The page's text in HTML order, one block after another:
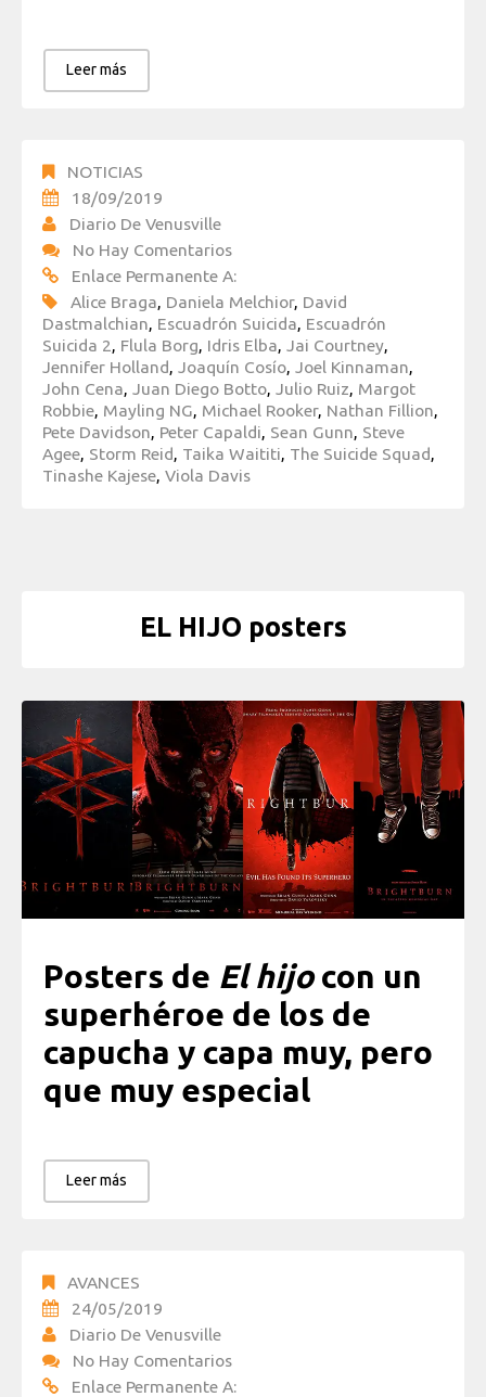
Leer más
NOTICIAS
18/09/2019
Diario De Venusville
No Hay Comentarios
Enlace Permanente A:
Alice Braga, Daniela Melchior, David
Dastmalchian, Escuadrón Suicida, Escuadrón
Suicida 2, Flula Borg, Idris Elba, Jai Courtney,
Jennifer Holland, Joaquín Cosío, Joel Kinnaman,
John Cena, Juan Diego Botto, Julio Ruiz, Margot
Robbie, Mayling NG, Michael Rooker, Nathan Fillion,
Pete Davidson, Peter Capaldi, Sean Gunn, Steve
Agee, Storm Reid, Taika Waititi, The Suicide Squad,
Tinashe Kajese, Viola Davis
EL HIJO posters
Posters de El hijocon un
superhéroe de los de
capucha y capa muy, pero
que muy especial
Leer más
AVANCES
24/05/2019
Diario De Venusville
No Hay Comentarios
Enlace Permanente A: